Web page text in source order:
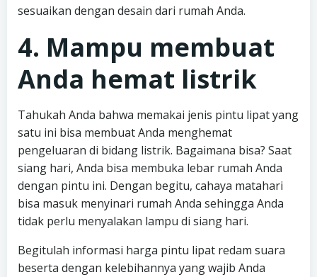
sesuaikan dengan desain dari rumah Anda.
4. Mampu membuat
Anda hemat listrik
Tahukah Anda bahwa memakai jenis pintu lipat yang
satu ini bisa membuat Anda menghemat
pengeluaran di bidang listrik. Bagaimana bisa? Saat
siang hari, Anda bisa membuka lebar rumah Anda
dengan pintu ini. Dengan begitu, cahaya matahari
bisa masuk menyinari rumah Anda sehingga Anda
tidak perlu menyalakan lampu di siang hari.
Begitulah informasi harga pintu lipat redam suara
beserta dengan kelebihannya yang wajib Anda